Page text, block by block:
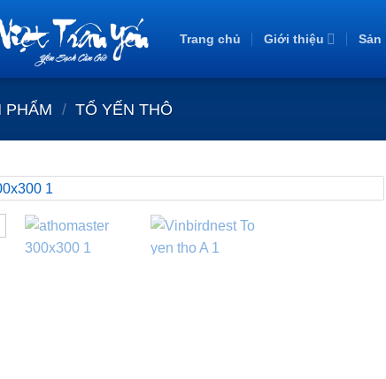
Trang chủ Giới thiệu Sản
PHẨM / TỔ YẾN THÔ